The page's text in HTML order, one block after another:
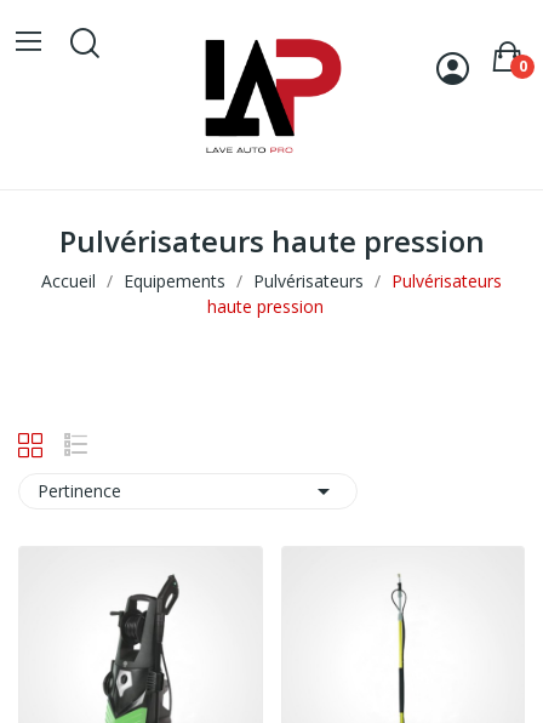
0
Pulvérisateurs haute pression
Accueil Equipements Pulvérisateurs
Pulvérisateurs
haute pression
Pertinence 